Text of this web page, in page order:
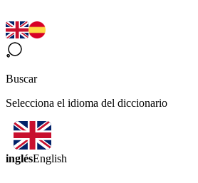
Buscar
Selecciona el idioma del diccionario
inglésEnglish